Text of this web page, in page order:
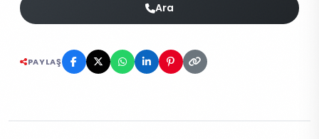
Ara
PAYLAŞ